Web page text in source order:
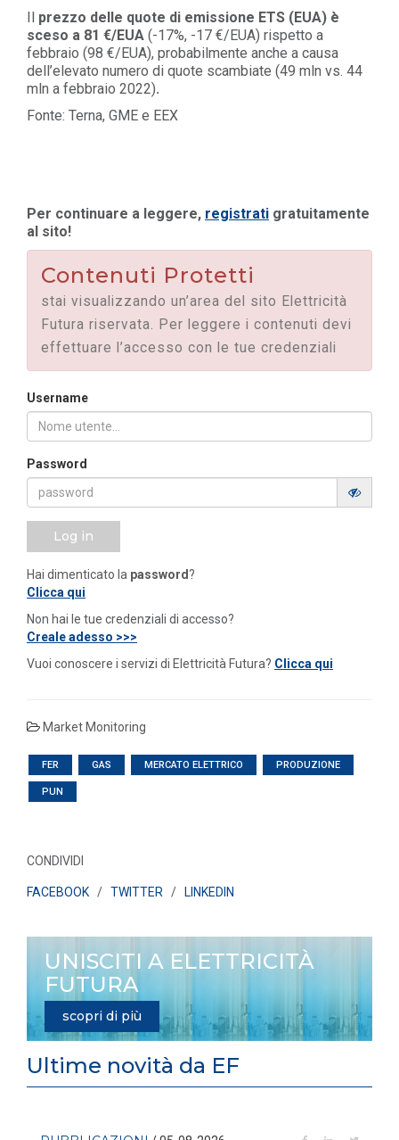
Il prezzo delle quote di emissione ETS (EUA) è
sceso a 81 €/EUA (-17%, -17 €/EUA) rispetto a
febbraio (98 €/EUA), probabilmente anche a causa
dell’elevato numero di quote scambiate (49 mln vs. 44
mln a febbraio 2022).
Fonte: Terna, GME e EEX
Per continuare a leggere, registrati gratuitamente
al sito!
Contenuti Protetti
stai visualizzando un’area del sito Elettricità
Futura riservata. Per leggere i contenuti devi
effettuare l’accesso con le tue credenziali
Username
Password
Log in
Hai dimenticato la password ?
Clicca qui
Non hai le tue credenziali di accesso?
Creale adesso >>>
Vuoi conoscere i servizi di Elettricità Futura? Clicca qui
Market Monitoring
FER GAS MERCATO ELETTRICO PRODUZIONE
PUN
CONDIVIDI
FACEBOOK / TWITTER / LINKEDIN
UNISCITI A ELETTRICITÀ
FUTURA
scopri di più
Ultime novità da EF